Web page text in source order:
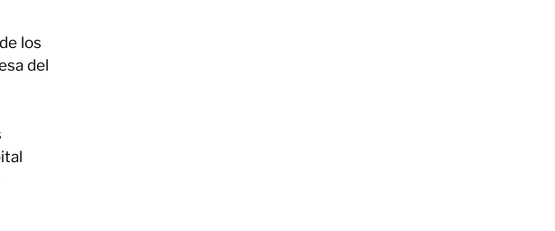
los
del